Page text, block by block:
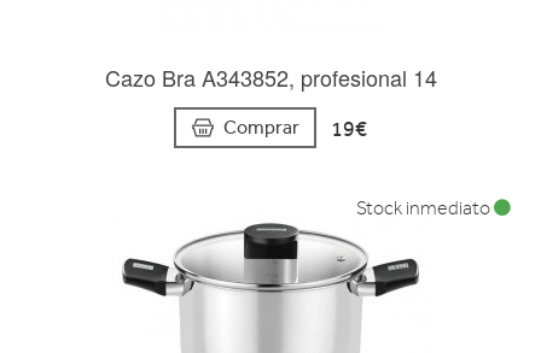
Cazo Bra A343852, profesional 14
Comprar 19€
Stock inmediato